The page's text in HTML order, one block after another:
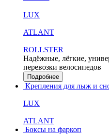
LUX
ATLANT
ROLLSTER
Надёжные, лёгкие,
перевозки велосипедов
Подробнее
Крепления для лыж и
LUX
ATLANT
Боксы на фаркоп